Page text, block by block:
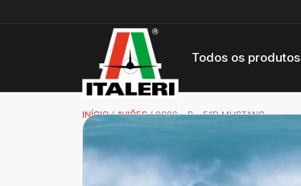
Todos os produtos
INÍCIO/AVIÕES/ 0086 – P – 51D MUSTANG